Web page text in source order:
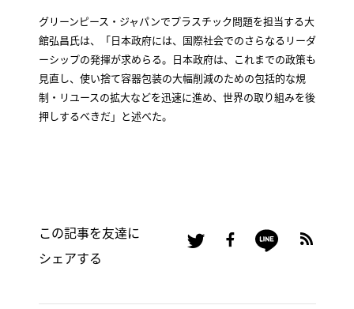
グリーンピース・ジャパンでプラスチック問題を担当する大
館弘昌氏は、「日本政府には、国際社会でのさらなるリーダ
ーシップの発揮が求めらる。日本政府は、これまでの政策も
見直し、使い捨て容器包装の大幅削減のための包括的な規
制・リユースの拡大などを迅速に進め、世界の取り組みを後
押しするべきだ」と述べた。
この記事を友達に
シェアする